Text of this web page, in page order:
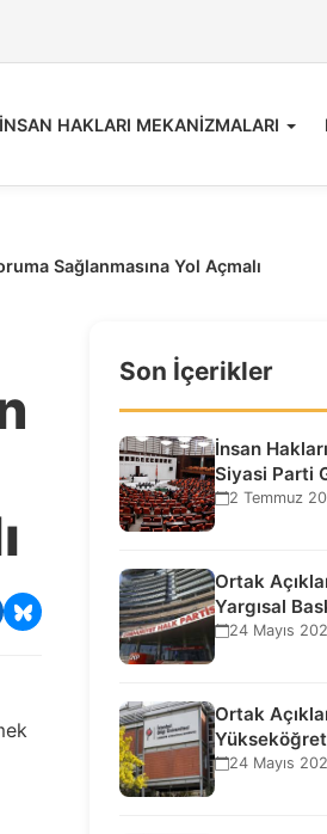
İNSAN HAKLARI MEKANİZMALARI
Sağlanmasına Yol Açmalı
Son İçerikler
İnsan
Siyasi Parti
Ziyaretlere
2 Temmuz
Ortak
Yargısal
Aşamaya
24 Mayıs
Ortak
Toplumsal
24 Mayıs